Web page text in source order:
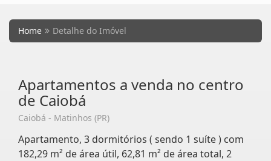
Home Detalhe do Imóvel
Apartamentos a venda no centro
de Caiobá
Caiobá - Matinhos (PR)
Apartamento, 3 dormitórios ( sendo 1 suíte ) com
182,29 m² de área útil, 62,81 m² de área total, 2